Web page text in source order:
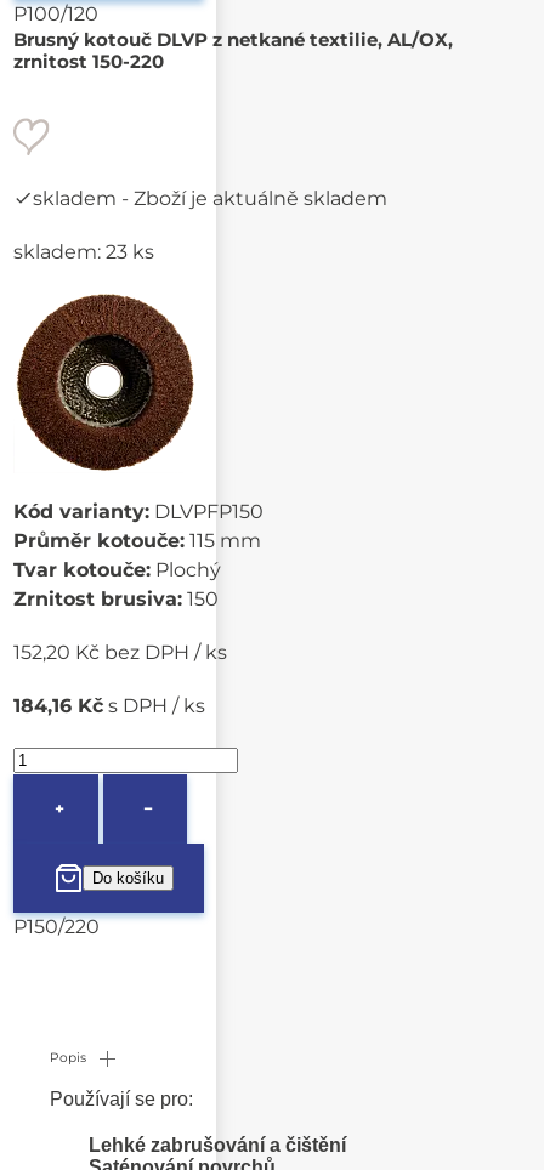
P100/120
Brusný kotouč DLVP z netkané textilie, AL/OX,
zrnitost 150-220
skladem - Zboží je aktuálně skladem
skladem: 23 ks
Kód varianty: DLVPFP150
Průměr kotouče: 115 mm
Tvar kotouče: Plochý
Zrnitost brusiva: 150
152,20 Kč bez DPH / ks
184,16 Kč s DPH / ks
+ −
P150/220
Popis
Používají se pro:
Lehké zabrušování a čištění